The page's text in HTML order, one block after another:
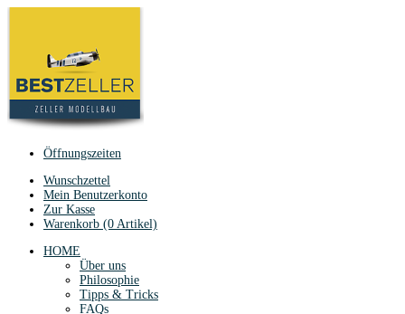
Öffnungszeiten
Wunschzettel
Mein Benutzerkonto
Zur Kasse
Warenkorb (0 Artikel)
HOME
Über uns
Philosophie
Tipps & Tricks
FAQs